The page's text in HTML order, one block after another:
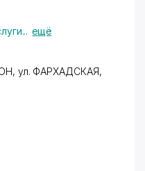
... ещё
, ул. ФАРХАДСКАЯ,